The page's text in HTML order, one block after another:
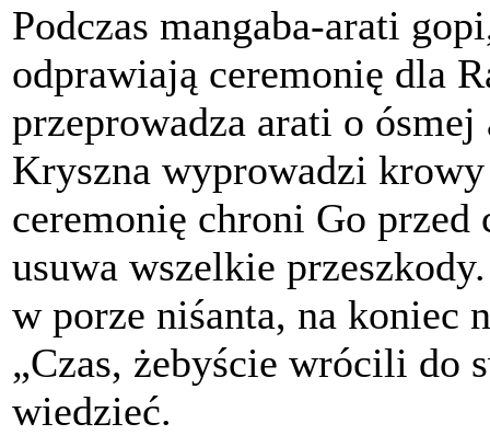
Podczas mangaba-arati
odprawiają ceremonię dla
przeprowadza arati o
Kryszna wyprowadzi
ceremonię chroni Go
usuwa wszelkie
w porze niśanta, na koniec
„Czas, żebyście wrócili do
wiedzieć.